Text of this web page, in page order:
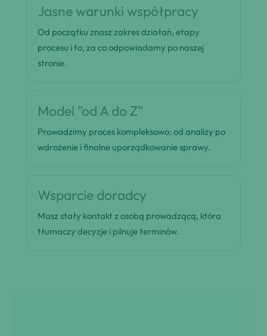
Jasne warunki współpracy
Od początku znasz zakres działań, etapy
procesu i to, za co odpowiadamy po naszej
stronie.
Model "od A do Z"
Prowadzimy proces kompleksowo: od analizy po
wdrożenie i finalne uporządkowanie sprawy.
Wsparcie doradcy
Masz stały kontakt z osobą prowadzącą, która
tłumaczy decyzje i pilnuje terminów.